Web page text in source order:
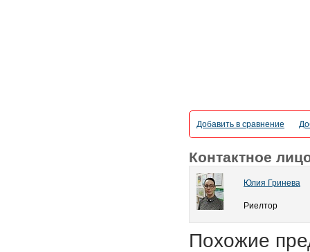
Добавить в сравнение
Контактное
Юлия Гринева
Риелтор
Похожие